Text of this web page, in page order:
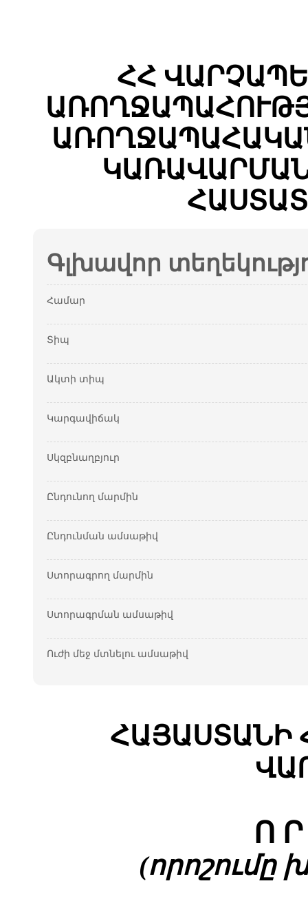
ՀՀ
Գլխավոր
Համար
Տիպ
Ակտի տիպ
Կարգավիճակ
Սկզբնաղբյուր
Ընդունող մարմին
Ընդունման ամսաթիվ
Ստորագրող մարմին
Ստորագրման ամսաթիվ
Ուժի մեջ մտնելու ամսաթիվ
ՀԱՅԱՍՏԱՆԻ
Ո
(որոշումը